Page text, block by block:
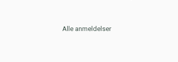
Alle anmeldelser